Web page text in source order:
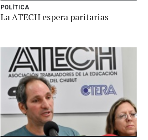
POLÍTICA
La ATECH espera paritarias